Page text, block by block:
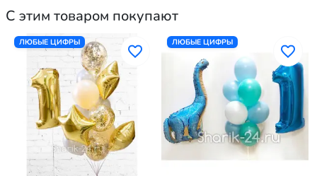
С этим товаром покупают
ЛЮБЫЕ ЦИФРЫ ЛЮБЫЕ ЦИФРЫ